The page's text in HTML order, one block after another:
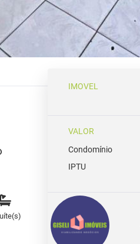
IMOVEL
VALOR
Condomínio
IPTU